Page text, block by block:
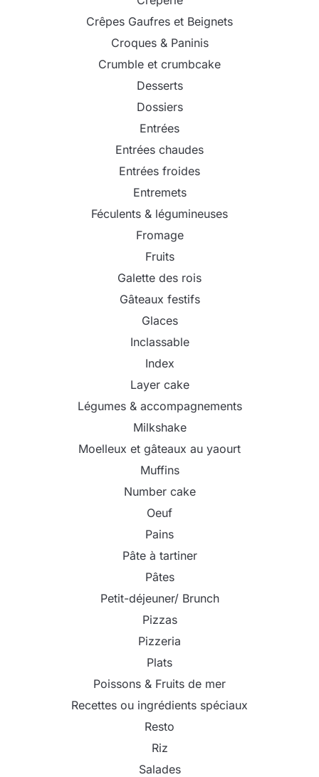
Crêpes Gaufres et Beignets
Croques & Paninis
Crumble et crumbcake
Desserts
Dossiers
Entrées
Entrées chaudes
Entrées froides
Entremets
Féculents & légumineuses
Fromage
Fruits
Galette des rois
Gâteaux festifs
Glaces
Inclassable
Index
Layer cake
Légumes & accompagnements
Milkshake
Moelleux et gâteaux au yaourt
Muffins
Number cake
Oeuf
Pains
Pâte à tartiner
Pâtes
Petit-déjeuner/ Brunch
Pizzas
Pizzeria
Plats
Poissons & Fruits de mer
Recettes ou ingrédients spéciaux
Resto
Riz
Salades